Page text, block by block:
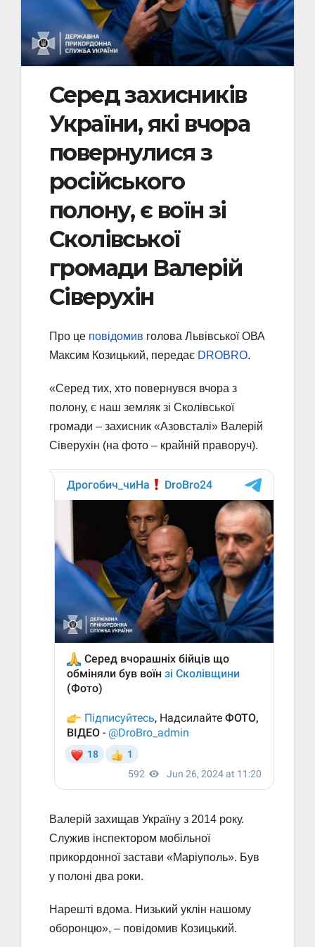
Серед захисників
України, які вчора
повернулися з
російського
полону, є воїн зі
Сколівської
громади Валерій
Сіверухін
Про це повідомив голова Львівської ОВА
Максим Козицький, передає DROBRO.
«Серед тих, хто повернувся вчора з
полону, є наш земляк зі Сколівської
громади – захисник «Aзoвcтaлi» Валерій
Сіверухін (на фото – крайній праворуч).
Валерій захищав Україну з 2014 року.
Служив інспектором мобільної
прикордонної застави «Маріуполь». Був
у полоні два роки.
Нарешті вдома. Низький уклін нашому
оборонцю», – повідомив Козицький.